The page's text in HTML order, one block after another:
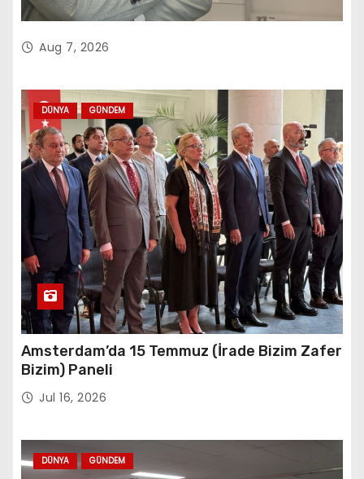
Aug 7, 2026
DÜNYA GÜNDEM
Amsterdam’da 15 Temmuz (İrade Bizim Zafer
Bizim) Paneli
Jul 16, 2026
DÜNYA GÜNDEM